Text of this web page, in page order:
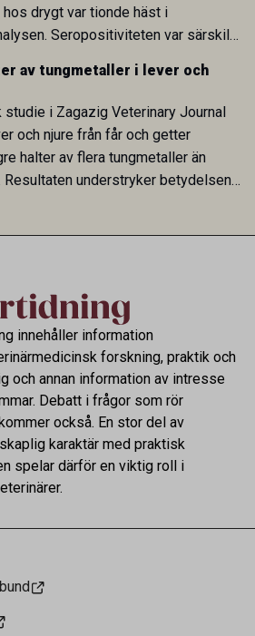
hos drygt var tionde häst i
Seropositiviteten var särskilt
statistiskt kopplad till bland
Resultaten visar att hästarna
för parasiten – men inte att de
reservoarer eller bidrar till
av tungmetaller i lever och
i Zagazig Veterinary Journal
och njure från får och getter
halter av flera tungmetaller än
understryker betydelsen
innehåller information
forskning, praktik och
och annan information av intresse
Debatt i frågor som rör
också. En stor del av
karaktär med praktisk
spelar därför en viktig roll i